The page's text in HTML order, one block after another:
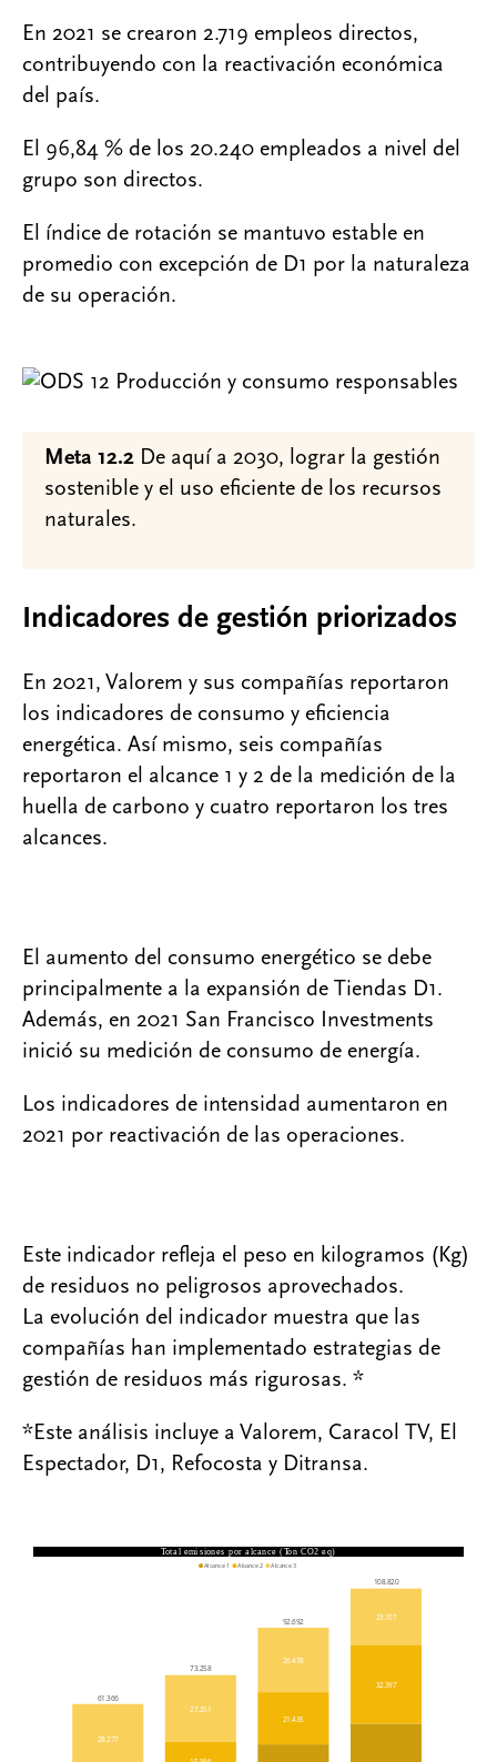
En 2021 se crearon 2.719 empleos directos,
contribuyendo con la reactivación económica
del país.
El 96,84 % de los 20.240 empleados a nivel del
grupo son directos.
El índice de rotación se mantuvo estable en
promedio con excepción de D1 por la naturaleza
de su operación.
Meta 12.2 De aquí a 2030, lograr la gestión
sostenible y el uso eficiente de los recursos
naturales.
Indicadores de gestión priorizados
En 2021, Valorem y sus compañías reportaron
los indicadores de consumo y eficiencia
energética. Así mismo, seis compañías
reportaron el alcance 1 y 2 de la medición de la
huella de carbono y cuatro reportaron los tres
alcances.
El aumento del consumo energético se debe
principalmente a la expansión de Tiendas D1.
Además, en 2021 San Francisco Investments
inició su medición de consumo de energía.
Los indicadores de intensidad aumentaron en
2021 por reactivación de las operaciones.
Este indicador refleja el peso en kilogramos (Kg)
de residuos no peligrosos aprovechados.
La evolución del indicador muestra que las
compañías han implementado estrategias de
gestión de residuos más rigurosas. *
*Este análisis incluye a Valorem, Caracol TV, El
Espectador, D1, Refocosta y Ditransa.